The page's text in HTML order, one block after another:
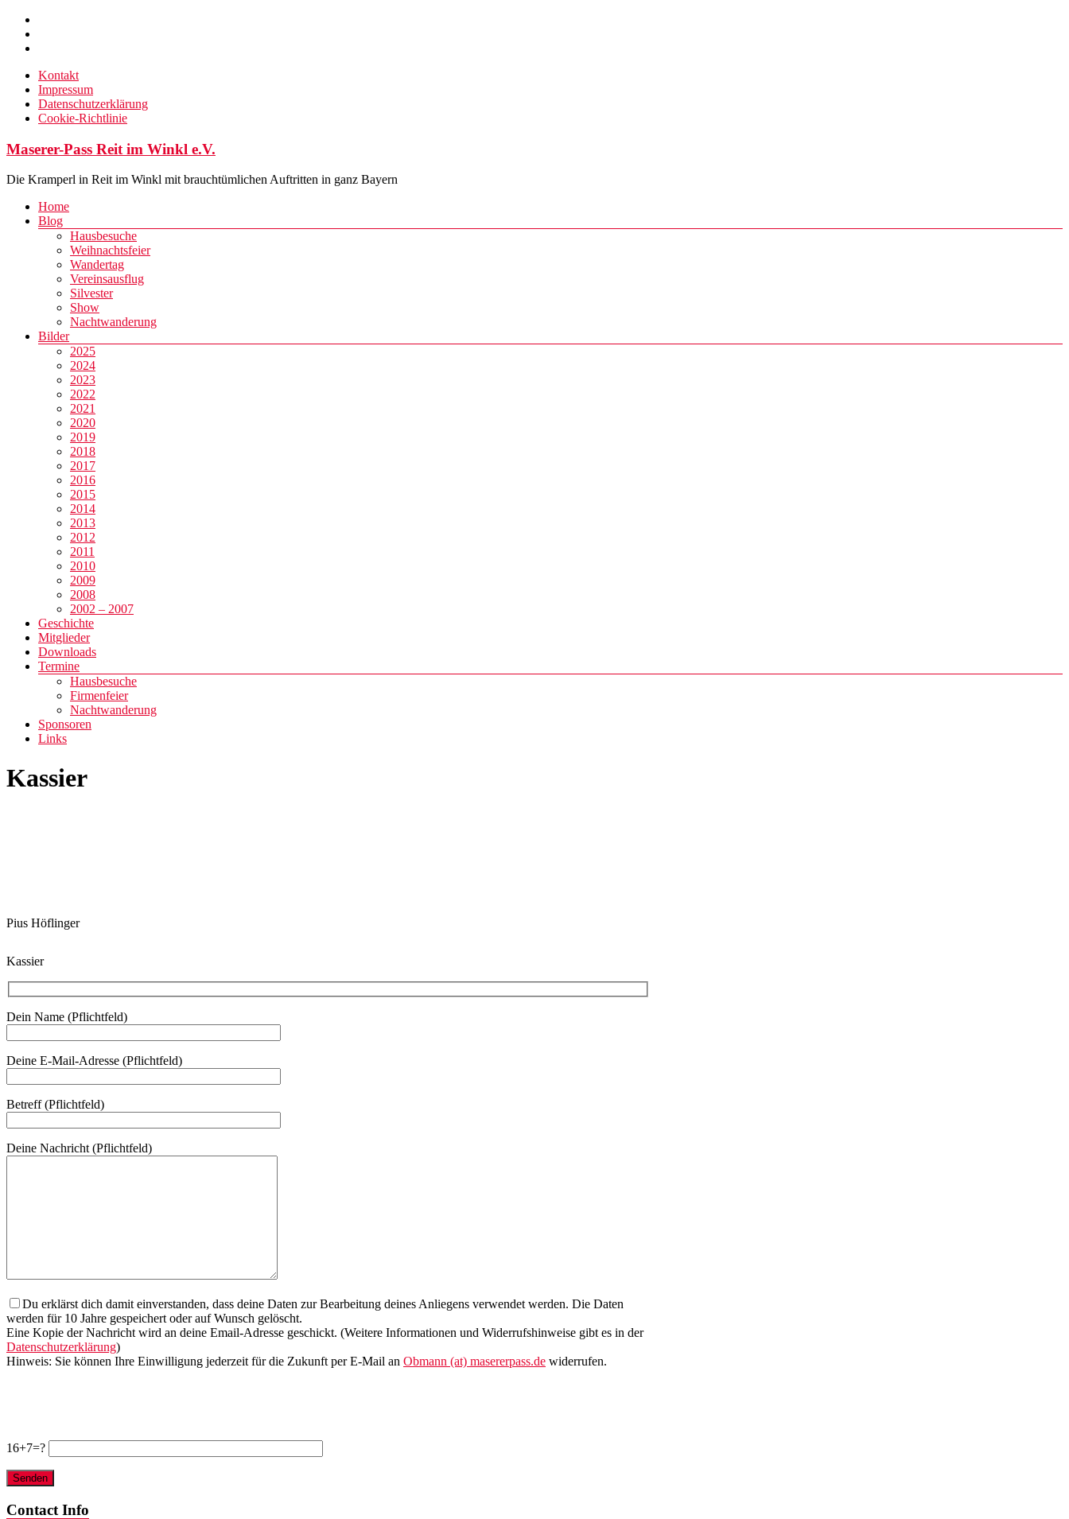
Zum
Inhalt
springen
Kontakt
Impressum
Datenschutzerklärung
Cookie-Richtlinie
Maserer-Pass Reit im Winkl e.V.
Die Kramperl in Reit im Winkl mit brauchtümlichen Auftritten in ganz Bayern
Menü
Home
Blog
Hausbesuche
Weihnachtsfeier
Wandertag
Vereinsausflug
Silvester
Show
Nachtwanderung
Bilder
2025
2024
2023
2022
2021
2020
2019
2018
2017
2016
2015
2014
2013
2012
2011
2010
2009
2008
2002 – 2007
Geschichte
Mitglieder
Downloads
Termine
Hausbesuche
Firmenfeier
Nachtwanderung
Sponsoren
Links
Kassier
Pius Höflinger
Kassier
Dein Name (Pflichtfeld)
Deine E-Mail-Adresse (Pflichtfeld)
Betreff (Pflichtfeld)
Deine Nachricht (Pflichtfeld)
Du erklärst dich damit einverstanden, dass deine Daten zur Bearbeitung deines Anliegens verwendet werden. Die Daten
werden für 10 Jahre gespeichert oder auf Wunsch gelöscht.
Eine Kopie der Nachricht wird an deine Email-Adresse geschickt. (Weitere Informationen und Widerrufshinweise gibt es in der
Datenschutzerklärung)
Hinweis: Sie können Ihre Einwilligung jederzeit für die Zukunft per E-Mail an Obmann (at) masererpass.de widerrufen.
16+7=?
Contact Info